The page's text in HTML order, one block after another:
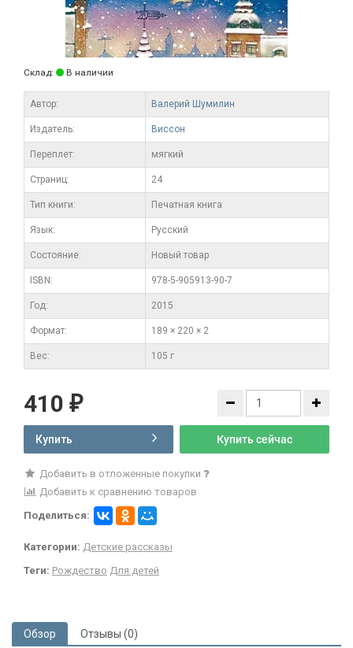
Склад: В наличии
Автор: Валерий Шумилин
Издатель: Виссон
Переплет: мягкий
Cтраниц: 24
Тип книги: Печатная книга
Язык: Русский
Состояние: Новый товар
ISBN: 978-5-905913-90-7
Год: 2015
Формат: 189 × 220 × 2
Вес: 105 г
410 ₽
Купить Купить сейчас
Добавить в отложенные покупки
Добавить к сравнению товаров
Поделиться:
Категории: Детские рассказы
Теги: Рождество Для детей
Обзор Отзывы (0)